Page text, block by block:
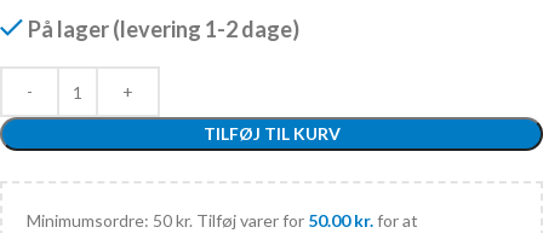
På lager (levering 1-2 dage)
TILFØJ TIL KURV
Minimumsordre: 50 kr. Tilføj varer for 50.00kr.for at